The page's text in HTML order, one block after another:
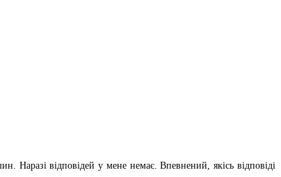
Наразі відповідей у ​​мене немає. Впевнений, якісь відповіді